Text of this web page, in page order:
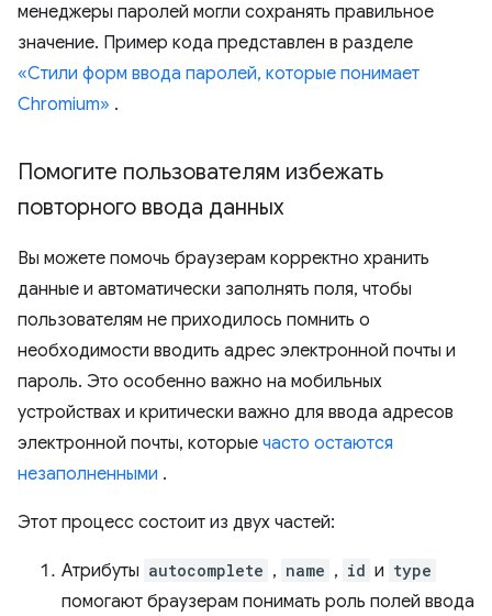
менеджеры паролей могли сохранять правильное
значение. Пример кода представлен в разделе
«Стили форм ввода паролей, которые понимает
Chromium» .
Помогите пользователям избежать
повторного ввода данных
Вы можете помочь браузерам корректно хранить
данные и автоматически заполнять поля, чтобы
пользователям не приходилось помнить о
необходимости вводить адрес электронной почты и
пароль. Это особенно важно на мобильных
устройствах и критически важно для ввода адресов
электронной почты, которые часто остаются
незаполненными .
Этот процесс состоит из двух частей:
Атрибуты autocomplete , name , id и type
помогают браузерам понимать роль полей ввода